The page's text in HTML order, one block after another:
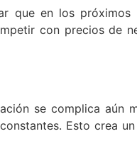
que en los próximos
con precios de
se complica aún
Esto crea